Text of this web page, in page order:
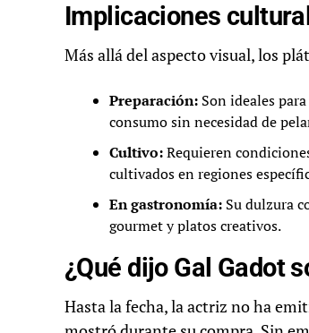
Implicaciones
Más allá del aspecto visual, los
Preparación: Son ideales
consumo sin necesidad de
Cultivo:Requieren
cultivados en regiones
En gastronomía: Su dulzura
gourmet y platos creativos.
¿Qué dijo Gal Gadot
Hasta la fecha, la actriz no ha